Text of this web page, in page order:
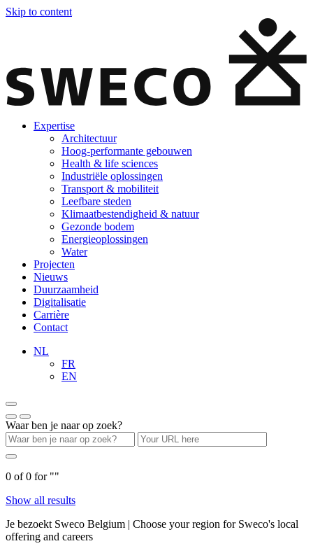
Skip to content
Expertise
Architectuur
Hoog-performante gebouwen
Health & life sciences
Industriële oplossingen
Transport & mobiliteit
Leefbare steden
Klimaatbestendigheid & natuur
Gezonde bodem
Energieoplossingen
Water
Projecten
Nieuws
Duurzaamheid
Digitalisatie
Carrière
Contact
NL
FR
EN
Waar ben je naar op zoek?
0 of0 for ""
Show all results
Je bezoekt Sweco Belgium | Choose your region for Sweco's local
offering and careers